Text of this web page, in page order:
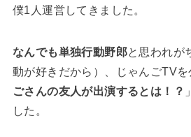
僕1人運営してきました。
なんでも単独行動野郎と思われが
動が好きだから）、じゃんごTVを
ごさんの友人が出演するとは！？
した。